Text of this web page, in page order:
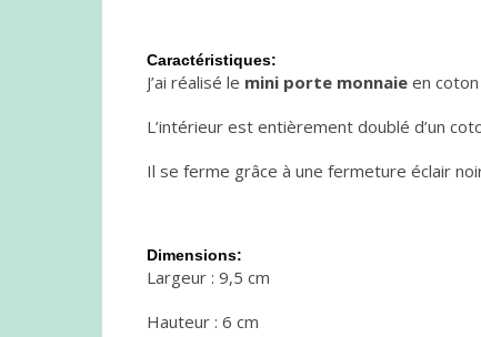
Caractéristiques:
J’ai réalisé le mini porte monnaie en
L’intérieur est entièrement doublé d’un
Il se ferme grâce à une fermeture éclair
Dimensions:
Largeur : 9,5 cm
Hauteur : 6 cm